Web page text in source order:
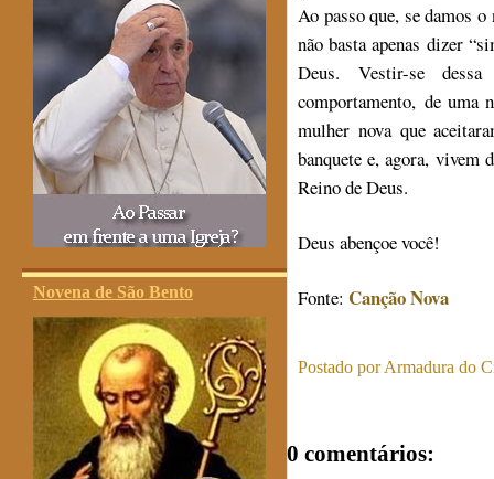
Novena de São Bento
Ao passo que, se damos
não basta apenas dizer
Deus. Vestir-se
comportamento, de uma
mulher nova que
banquete e, agora, vivem
Reino de Deus.
Deus abençoe você!
Fonte: Canção Nova
Postado porArmadura do
0 comentários: